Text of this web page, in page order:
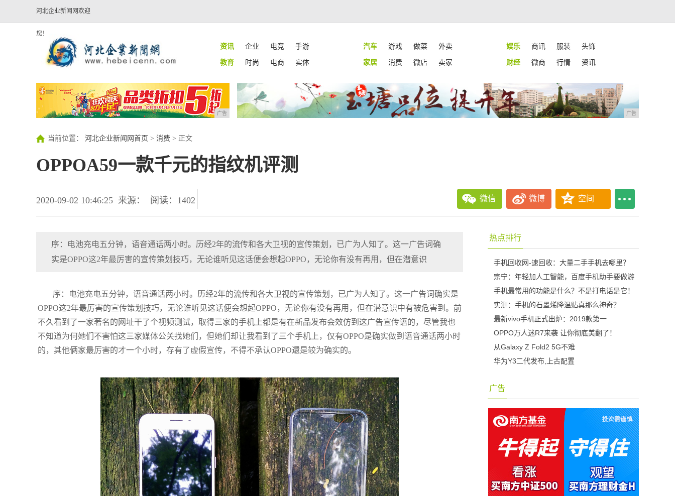
河北企业新闻网欢迎
您！
资讯 企业 电竞 手游 汽车 游戏 做菜 外卖 娱乐 商讯 服装
头饰
教育
时尚 电商 实体 家居 消费 微店 卖家 财经 微商 行情 资讯
广告 广告
当前位置： 河北企业新闻网首页 > 消费 > 正文
OPPOA59一款千元的指纹机评测
2020-09-02 10:46:25 来源： 阅读：1402 微信 微博 空间
序：电池充电五分钟，语音通话两小时。历经2年的流传和各大卫视的宣传策划，已广为人知了。这一广告词确
实是OPPO这2年最厉害的宣传策划技巧，无论谁听见这话便会想起OPPO，无论你有没有再用，但在潜意识
序：电池充电五分钟，语音通话两小时。历经2年的流传和各大卫视的宣传策划，已广为人知了。这一广告词确实是
OPPO这2年最厉害的宣传策划技巧，无论谁听见这话便会想起OPPO，无论你有没有再用，但在潜意识中有被危害到。前
不久看到了一家著名的网址干了个视频测试，取得三家的手机上都是有在新品发布会效仿到这广告宣传语的，尽管我也
不知道为何她们不害怕这三家媒体公关找她们，但她们却让我看到了三个手机上，仅有OPPO是确实做到语音通话两小时
的，其他俩家最厉害的才一个小时，存有了虚假宣传，不得不承认OPPO還是较为确实的。
热点排行
手机回收网-速回收：大量二手手机去哪里？
宗宁：年轻加人工智能，百度手机助手要做游
手机最常用的功能是什么？不是打电话是它！
实测：手机的石墨烯降温贴真那么神奇？
最新vivo手机正式出炉：2019款第一
OPPO万人迷R7来袭 让你彻底美翻了！
从Galaxy Z Fold2 5G不难
华为Y3二代发布,上古配置
广告